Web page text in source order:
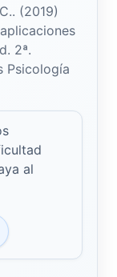
(2019)
2ª.
Psicología
al